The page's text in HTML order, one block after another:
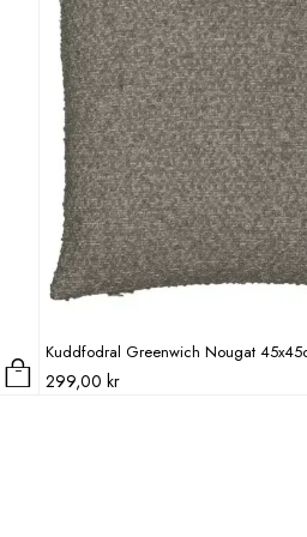
Kuddfodral Greenwich Nougat
299,00 kr